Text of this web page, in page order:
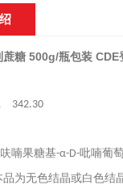
蔗糖 500g/瓶包装 CDE
342.30
呋喃果糖基-α-D-吡喃葡
为无色结晶或白色结